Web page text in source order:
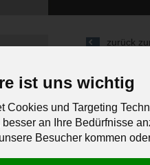
ist uns wichtig
Cookies und Targeting
an Ihre Bedürfnisse
Besucher kommen
&
zurück